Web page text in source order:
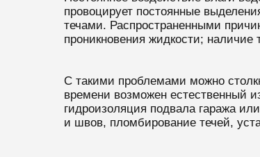
провоцирует постоянные
течами. Распространенными
проникновения жидкости;
С такими проблемами можно
времени возможен естественный
гидроизоляция подвала гаража
и швов, пломбирование течей,